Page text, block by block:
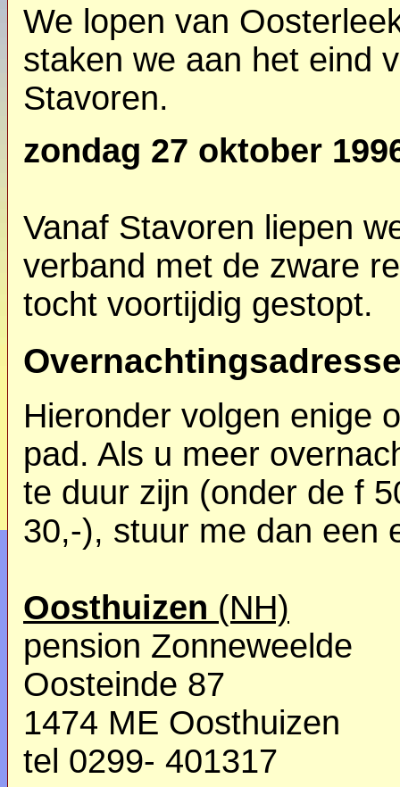
We lopen van
staken we aan het eind
Stavoren.
zondag 27 oktober
Vanaf Stavoren liepen
verband met de zware
tocht voortijdig gestopt.
Hieronder volgen enige
pad. Als u meer
te duur zijn (onder de f
30,-), stuur me dan een
Oosthuizen (NH)
pension Zonneweelde
Oosteinde 87
1474 ME Oosthuizen
tel 0299- 401317